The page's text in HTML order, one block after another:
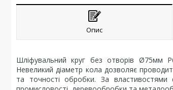
Опис
Шліфувальний круг без отворів Ø75мм
Невеликий діаметр кола дозволяє
та точності обробки. За властивостями